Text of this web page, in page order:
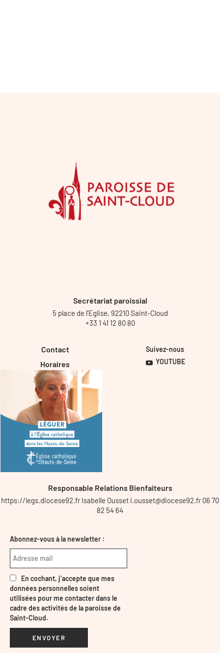
Secrétariat paroissial
5 place de l’Eglise, 92210 Saint-Cloud
+33 1 41 12 80 80
Contact
Horaires
Suivez-nous
YOUTUBE
Responsable Relations Bienfaiteurs
https://legs.diocese92.fr Isabelle Ousset i.ousset@diocese92.fr 06 70
82 54 64
Abonnez-vous à la newsletter :
En cochant, j’accepte que mes
données personnelles soient
utilisées pour me contacter dans le
cadre des activités de la paroisse de
Saint-Cloud.
ENVOYER